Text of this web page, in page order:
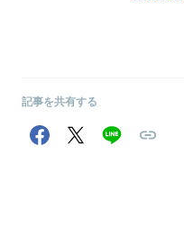
記事を共有する